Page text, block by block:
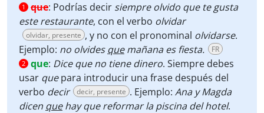
1 que: Podrías decir siempre olvido que te gusta
este restaurante, con el verbo olvidar
olvidar, presente , y no con el pronominal olvidarse.
Ejemplo: no olvidesquemañana es fiesta. FR
2 que: Dice que no tiene dinero. Siempre debes
usar quepara introducir una frase después del
verbo decir decir, presente . Ejemplo: Ana y Magda
dicen quehay que reformar la piscina del hotel.